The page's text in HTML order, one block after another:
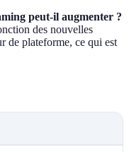
peut-il augmenter ?
des nouvelles
de plateforme, ce qui est